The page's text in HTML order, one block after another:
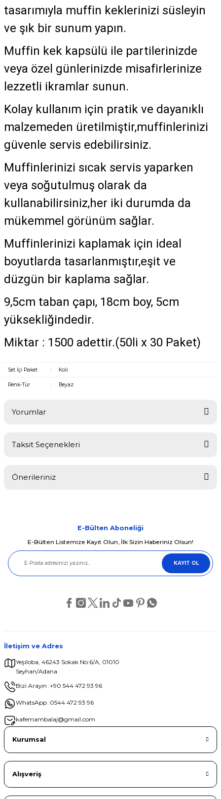
tasarımıyla muffin keklerinizi süsleyin
ve şık bir sunum yapın.
Muffin kek kapsülü ile partilerinizde
veya özel günlerinizde misafirlerinize
lezzetli ikramlar sunun.
Kolay kullanım için pratik ve dayanıklı
malzemeden üretilmiştir,muffinlerinizi
güvenle servis edebilirsiniz.
Muffinlerinizi sıcak servis yaparken
veya soğutulmuş olarak da
kullanabilirsiniz,her iki durumda da
mükemmel görünüm sağlar.
Muffinlerinizi kaplamak için ideal
boyutlarda tasarlanmıştır,eşit ve
düzgün bir kaplama sağlar.
9,5cm taban çapı, 18cm boy, 5cm
yüksekliğindedir.
Miktar : 1500 adettir.(50li x 30 Paket)
Set İçi Paket : Koli
Renk-Tür : Beyaz
Yorumlar
Taksit Seçenekleri
Önerileriniz
Görüş ve önerileriniz için teşekkür ederiz.
Ürün resmi kalitesiz, bozuk veya görüntülenemiyor.
Ürün açıklamasında eksik bilgiler bulunuyor.
Bu ürüne benzer farklı alternatifler olmalı.
E-Bülten Aboneliği
E-Bülten Listemize Kayıt Olun, İlk Sizin Haberiniz Olsun!
KAYIT OL
İletişim ve Adres
Yeşiloba, 46243 Sokak No:6/A, 01010
Seyhan/Adana
Bizi Arayın :+90 544 472 93 96
WhatsApp :0544 472 93 96
kafemambalaj@gmail.com
Kurumsal
Alışveriş